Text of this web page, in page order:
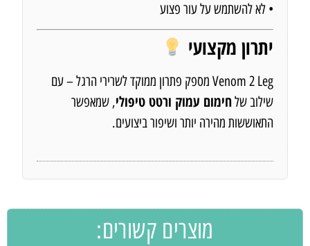
• לא להשתמש על עור פצוע
יתרון מקצועי
Venom 2 Leg מספק פתרון ממוקד לשרירי הרגל – עם
שילוב שלחימום עמוק ורטט טיפולי, שמאפשר
התאוששות מהירה יותר ושיפור ביצועים.
מוצרים קשורים: